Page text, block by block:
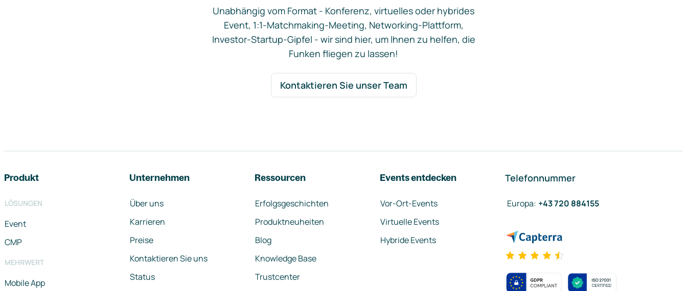
Unabhängig vom Format - Konferenz, virtuelles oder hybrides
Event, 1:1-Matchmaking-Meeting, Networking-Plattform,
Investor-Startup-Gipfel - wir sind hier, um Ihnen zu helfen, die
Funken fliegen zu lassen!
Kontaktieren Sie unser Team
Produkt
LÖSUNGEN
Event
CMP
MEHRWERT
Mobile App
Unternehmen
Über uns
Karrieren
Preise
Kontaktieren Sie uns
Status
Ressourcen
Erfolgsgeschichten
Produktneuheiten
Blog
Knowledge Base
Trustcenter
Events entdecken
Vor-Ort-Events
Virtuelle Events
Hybride Events
Telefonnummer
Europa: +43 720 884155